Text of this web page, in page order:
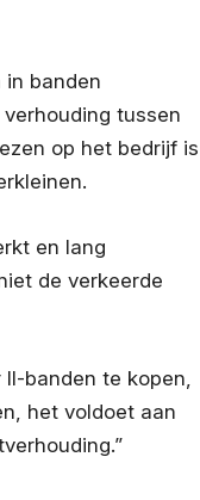
banden
tussen
op het bedrijf is
en lang
de verkeerde
banden te kopen,
het voldoet aan